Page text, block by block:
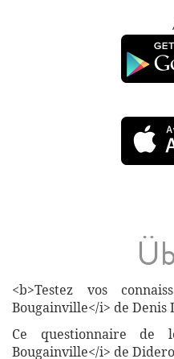
<b>Testez vos
Bougainville</i> de Denis
Ce questionnaire de
Bougainville</i> de